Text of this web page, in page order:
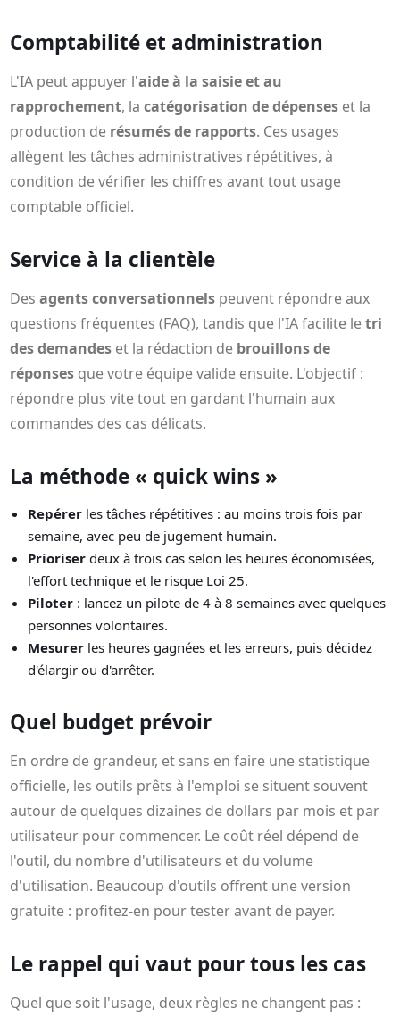
Comptabilité et administration
L'IA peut appuyer l'aide à la saisie et au
rapprochement, lacatégorisation de dépenses et la
production de résumés de rapports. Ces usages
allègent les tâches administratives répétitives, à
condition de vérifier les chiffres avant tout usage
comptable officiel.
Service à la clientèle
Desagents conversationnels peuvent répondre aux
questions fréquentes (FAQ), tandis que l'IA facilite letri
des demandes et la rédaction de brouillons de
réponses que votre équipe valide ensuite. L'objectif :
répondre plus vite tout en gardant l'humain aux
commandes des cas délicats.
La méthode « quick wins »
Repérer les tâches répétitives : au moins trois fois par
semaine, avec peu de jugement humain.
Prioriser deux à trois cas selon les heures économisées,
l'effort technique et le risque Loi 25.
Piloter : lancez un pilote de 4 à 8 semaines avec quelques
personnes volontaires.
Mesurer les heures gagnées et les erreurs, puis décidez
d'élargir ou d'arrêter.
Quel budget prévoir
En ordre de grandeur, et sans en faire une statistique
officielle, les outils prêts à l'emploi se situent souvent
autour de quelques dizaines de dollars par mois et par
utilisateur pour commencer. Le coût réel dépend de
l'outil, du nombre d'utilisateurs et du volume
d'utilisation. Beaucoup d'outils offrent une version
gratuite : profitez-en pour tester avant de payer.
Le rappel qui vaut pour tous les cas
Quel que soit l'usage, deux règles ne changent pas :